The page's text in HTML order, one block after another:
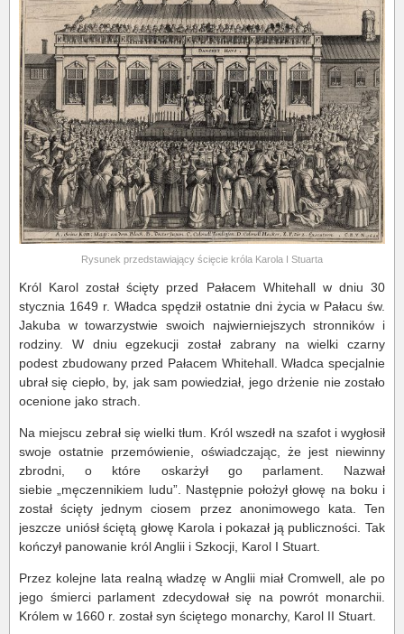
Rysunek przedstawiający ścięcie króla Karola I Stuarta
Król Karol został ścięty przed Pałacem Whitehall w dniu 30
stycznia 1649 r. Władca spędził ostatnie dni życia w Pałacu św.
Jakuba w towarzystwie swoich najwierniejszych stronników i
rodziny. W dniu egzekucji został zabrany na wielki czarny
podest zbudowany przed Pałacem Whitehall. Władca specjalnie
ubrał się ciepło, by, jak sam powiedział, jego drżenie nie zostało
ocenione jako strach.
Na miejscu zebrał się wielki tłum. Król wszedł na szafot i wygłosił
swoje ostatnie przemówienie, oświadczając, że jest niewinny
zbrodni, o które oskarżył go parlament. Nazwał
siebie „męczennikiem ludu”. Następnie położył głowę na boku i
został ścięty jednym ciosem przez anonimowego kata. Ten
jeszcze uniósł ściętą głowę Karola i pokazał ją publiczności. Tak
kończył panowanie król Anglii i Szkocji, Karol I Stuart.
Przez kolejne lata realną władzę w Anglii miał Cromwell, ale po
jego śmierci parlament zdecydował się na powrót monarchii.
Królem w 1660 r. został syn ściętego monarchy, Karol II Stuart.